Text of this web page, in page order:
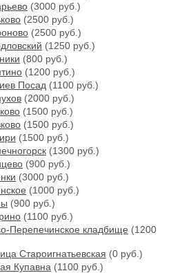
(3000 руб.)
(2500 руб.)
(2500 руб.)
(1250 руб.)
(800 руб.)
(1200 руб.)
Посад (1100 руб.)
(2000 руб.)
(1500 руб.)
(1500 руб.)
(1500 руб.)
(1300 руб.)
(900 руб.)
(3000 руб.)
(1000 руб.)
(900 руб.)
(1100 руб.)
Перепечинское кладбище (1200
Староигнатьевская (0 руб.)
Купавна (1100 руб.)